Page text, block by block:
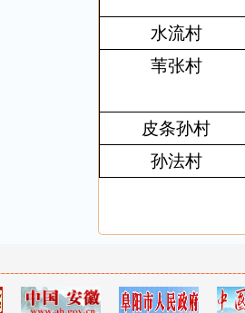
水流村
苇张村
皮条孙村
孙法村